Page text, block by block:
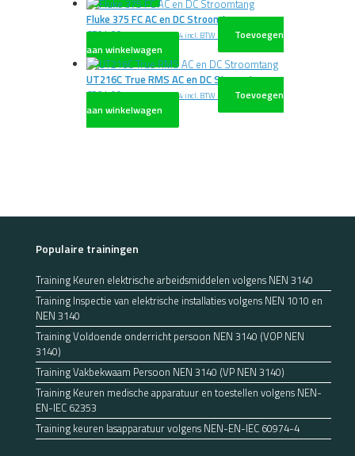
Fluke 375 FC AC en DC Stroomtang
€704,00 excl. BTW€851,84 incl. BTW
Toevoegen
aan winkelwagen
UT216C True RMS AC en DC Stroomtang
€204,00 excl. BTW€246,84 incl. BTW
Toevoegen
aan winkelwagen
Populaire trainingen
Training Keuren elektrische arbeidsmiddelen volgens NEN 3140
Training Inspectie van elektrische installaties volgens NEN 1010 en
NEN 3140
Training Voldoende onderricht persoon NEN 3140 (VOP NEN
3140)
Training Vakbekwaam Persoon NEN 3140 (VP NEN 3140)
Training Keuren medische apparatuur en toestellen volgens NEN-
EN-IEC 62353
Training keuren lasapparatuur volgens NEN-EN-IEC 60974-4